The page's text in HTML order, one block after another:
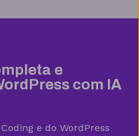
e
com IA
e do WordPress